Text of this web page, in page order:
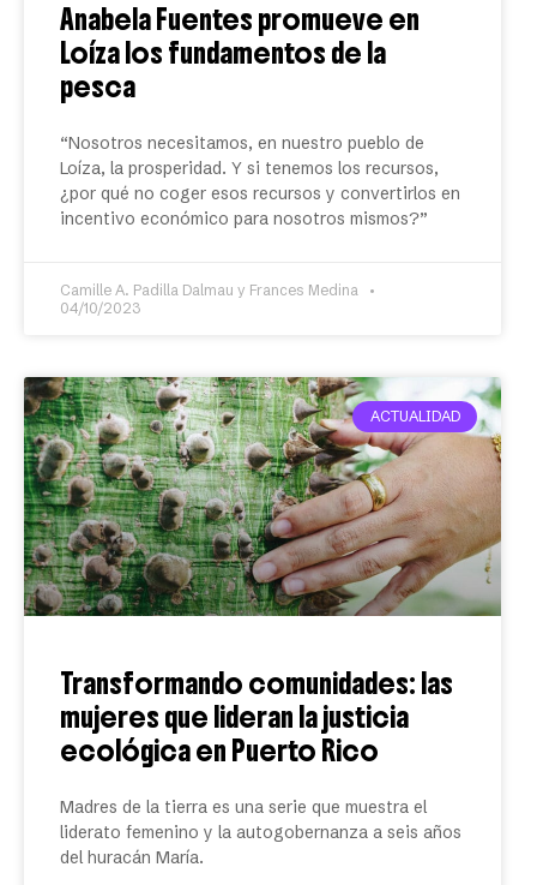
Anabela Fuentes promueve en
Loíza los fundamentos de la
pesca
“Nosotros necesitamos, en nuestro pueblo de
Loíza, la prosperidad. Y si tenemos los recursos,
¿por qué no coger esos recursos y convertirlos en
incentivo económico para nosotros mismos?”
Camille A. Padilla Dalmau y Frances Medina
04/10/2023
ACTUALIDAD
Transformando comunidades: las
mujeres que lideran la justicia
ecológica en Puerto Rico
Madres de la tierra es una serie que muestra el
liderato femenino y la autogobernanza a seis años
del huracán María.